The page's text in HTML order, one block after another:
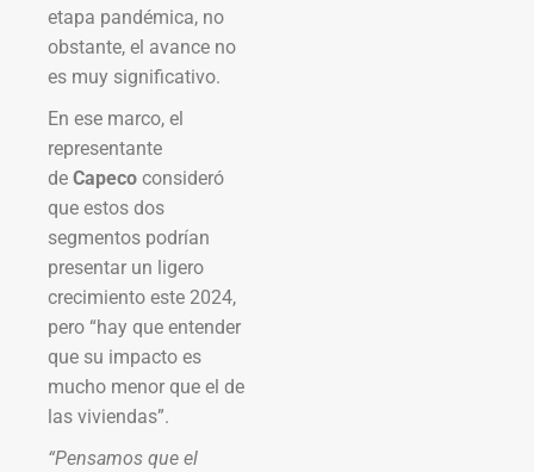
etapa pandémica, no
obstante, el avance no
es muy significativo.
En ese marco, el
representante
de Capeco consideró
que estos dos
segmentos podrían
presentar un ligero
crecimiento este 2024,
pero “hay que entender
que su impacto es
mucho menor que el de
las viviendas”.
“Pensamos que el